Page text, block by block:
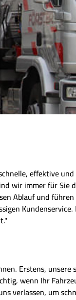
effektive
wir immer für Sie
Ablauf und
Erstens, unsere
wenn Ihr
verlassen, um